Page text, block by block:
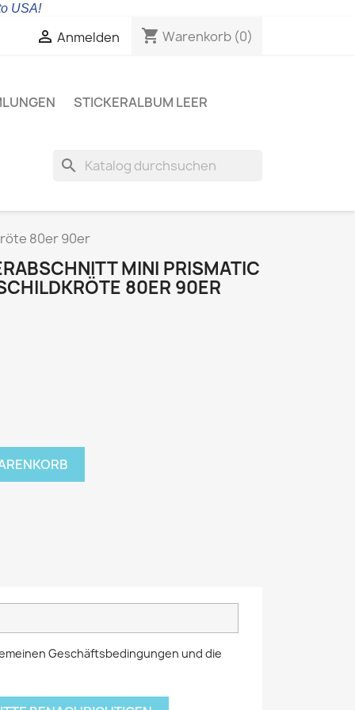
USA!
 Anmelden shopping_cart Warenkorb (0)
STICKERALBUM LEER
search
80er 90er
MINI PRISMATIC
80ER 90ER
Geschäftsbedingungen und die